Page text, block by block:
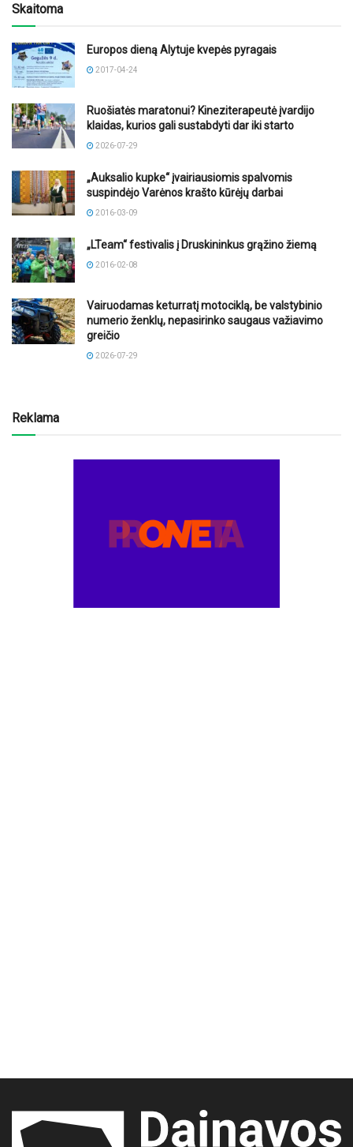
Skaitoma
Europos dieną Alytuje kvepės pyragais
2017-04-24
Ruošiatės maratonui? Kineziterapeutė įvardijo
klaidas, kurios gali sustabdyti dar iki starto
2026-07-29
„Auksalio kupke“ įvairiausiomis spalvomis
suspindėjo Varėnos krašto kūrėjų darbai
2016-03-09
„LTeam“ festivalis į Druskininkus grąžino žiemą
2016-02-08
Vairuodamas keturratį motociklą, be valstybinio
numerio ženklų, nepasirinko saugaus važiavimo
greičio
2026-07-29
Reklama